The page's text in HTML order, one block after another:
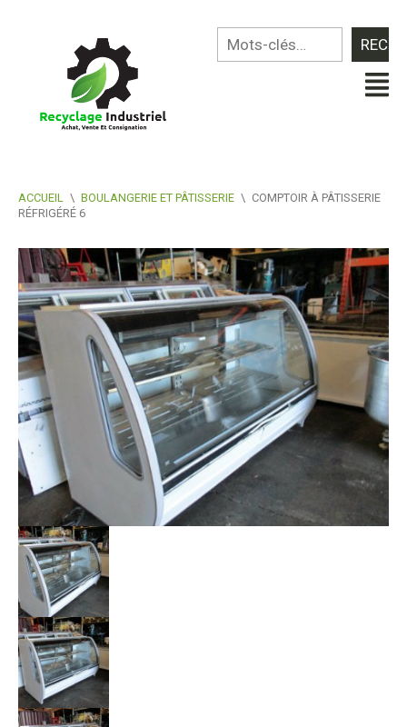
ACCUEIL \ BOULANGERIE ET PÂTISSERIE \ COMPTOIR À PÂTISSERIE
RÉFRIGÉRÉ 6